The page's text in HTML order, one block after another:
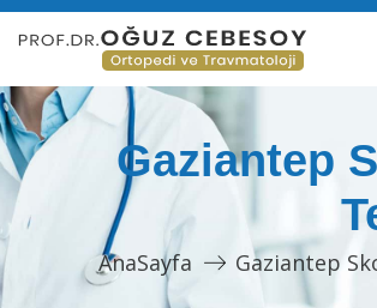
Gaziantep
AnaSayfa Gaziantep